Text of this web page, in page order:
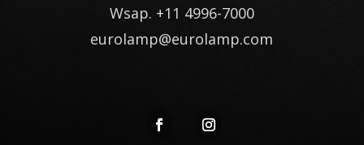
Wsap. +11 4996-7000
eurolamp@eurolamp.com